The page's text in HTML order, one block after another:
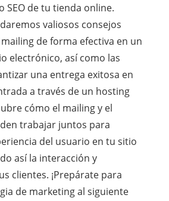
SEO de tu tienda online.
valiosos consejos
de forma efectiva en un
electrónico, así como las
una entrega exitosa en
a través de un hosting
cómo el mailing y el
trabajar juntos para
del usuario en tu sitio
así la interacción y
clientes. ¡Prepárate para
de marketing al siguiente